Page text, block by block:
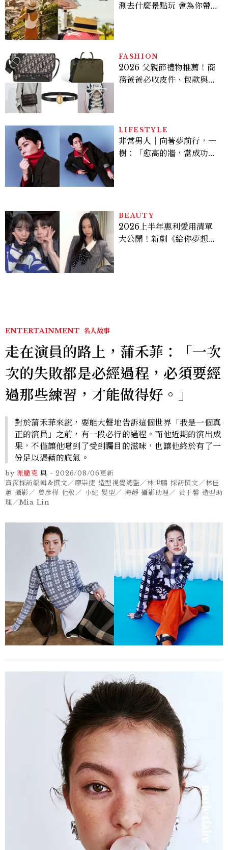
測去什麼景點玩 會為你帶來
FASHION
2026 父親節禮物推薦！商
務爸爸必收皮件、包款與鞋
LIFESTYLE
非常男人｜向著夢前行，一
樹：「愈高的牆，當成功爬
BEAUTY
2026上半年惠利愛用清單
大公開！新劇《給你夢想》
ENTERTAINMENT 名人故事
走在演員的路上，蒲禾菲：「一次
次的失敗都是必經過程，必須要經
過那些練習，才能做得好。」
對於蒲禾菲來說，要能大聲地告訴這個世界「我是一個真
正的演員」之前，有一段必行的過程。而他近期的演出成
果，不僅讓他嚐到了受到矚目的滋味，也讓他終於有了一
份足以憑藉的底氣。
by 派脆克 與 -2026/08/06更新
資深採訪編輯&撰文／廖崇捷 造型視覺總監／林世鵬 採訪撰文／林佳
蕙 攝影／ 曾彥樺 化妝／ 小紀 髮型／ 海靜 攝影助理／ 黃于馨 造型助
理／Mia Lin